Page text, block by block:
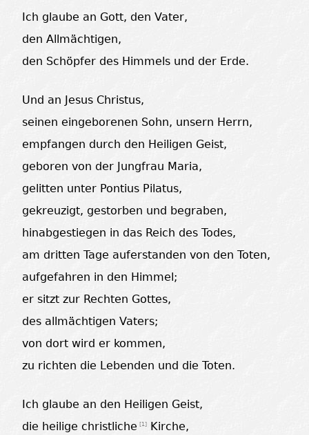
Ich glaube an Gott, den Vater,
den Allmächtigen,
den Schöpfer des Himmels und der Erde.
Und an Jesus Christus,
seinen eingeborenen Sohn, unsern Herrn,
empfangen durch den Heiligen Geist,
geboren von der Jungfrau Maria,
gelitten unter Pontius Pilatus,
gekreuzigt, gestorben und begraben,
hinabgestiegen in das Reich des Todes,
am dritten Tage auferstanden von den Toten,
aufgefahren in den Himmel;
er sitzt zur Rechten Gottes,
des allmächtigen Vaters;
von dort wird er kommen,
zu richten die Lebenden und die Toten.
Ich glaube an den Heiligen Geist,
die heilige christliche [1] Kirche,